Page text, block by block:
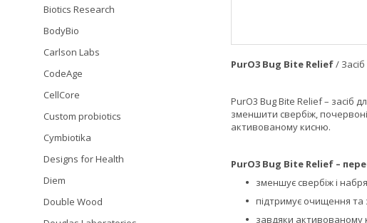
PurO3 Bug Bite Relief/
PurO3 Bug Bite Relief – засіб
зменшити свербіж,
активованому кисню.
PurO3 Bug Bite Relief –
зменшує свербіж і
підтримує очищення та
завдяки активованому
Biotics Research
BodyBio
Carlson Labs
CodeAge
CellCore
Custom probiotics
Cymbiotika
Designs for Health
Diem
Double Wood